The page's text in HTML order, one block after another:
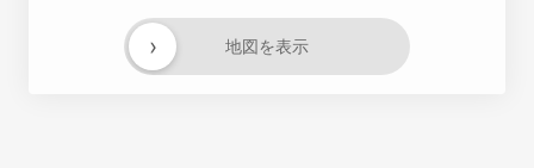
地図を表示
›